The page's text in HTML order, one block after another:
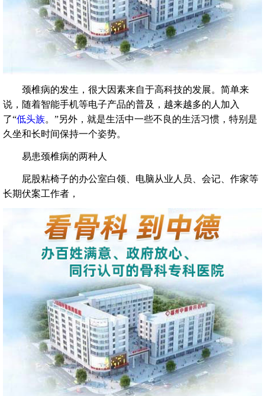
颈椎病的发生，很大因素来自于高科技的发展。简单来
说，随着智能手机等电子产品的普及，越来越多的人加入
了“低头族。”另外，就是生活中一些不良的生活习惯，特别是
久坐和长时间保持一个姿势。
易患颈椎病的两种人
屁股粘椅子的办公室白领、电脑从业人员、会记、作家等
长期伏案工作者，